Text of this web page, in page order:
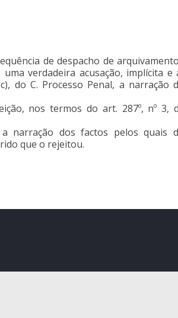
de despacho de
verdadeira acusação, implícita e
do C. Processo Penal, a narração
nos termos do art. 287º, nº 3,
dos factos pelos quais
que o rejeitou.